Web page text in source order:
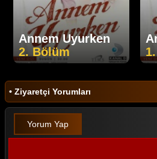
Annem Uyurken
2. Bölüm
• Ziyaretçi Yorumları
Yorum Yap